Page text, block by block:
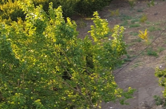
Prefabrik Sosyal Tesis Binaları
İki Katlı Prefabrik Villa